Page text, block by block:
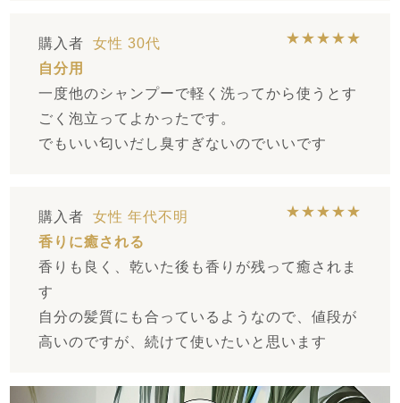
購入者 女性 30代
★★★★★
自分用
一度他のシャンプーで軽く洗ってから使うとす
ごく泡立ってよかったです。
でもいい匂いだし臭すぎないのでいいです
購入者 女性 年代不明
★★★★★
香りに癒される
香りも良く、乾いた後も香りが残って癒されま
す
自分の髪質にも合っているようなので、値段が
高いのですが、続けて使いたいと思います